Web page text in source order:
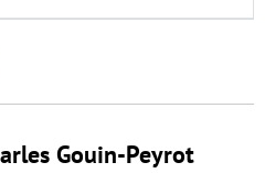
Gouin-Peyrot